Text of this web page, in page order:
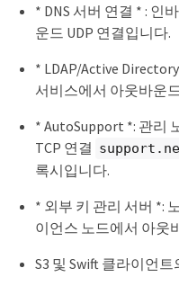
* DNS 서버 연결 * : 인
운드 UDP 연결입니다.
* LDAP/Active
서비스에서 아웃바운
* AutoSupport *: 관리
TCP 연결
록시입니다.
* 외부 키 관리 서버 *:
이언스 노드에서 아웃
S3 및 Swift 클라이언